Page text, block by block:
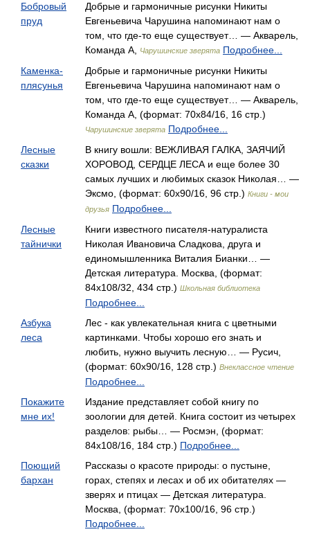
Бобровый
пруд
Добрые и гармоничные рисунки Никиты
Евгеньевича Чарушина напоминают нам о
том, что где-то еще существует… — Акварель,
Команда А,
Чарушинские зверята Подробнее...
Каменка-
плясунья
Добрые и гармоничные рисунки Никиты
Евгеньевича Чарушина напоминают нам о
том, что где-то еще существует… — Акварель,
Команда А, (формат: 70x84/16, 16 стр.)
Чарушинские зверята Подробнее...
Лесные
сказки
В книгу вошли: ВЕЖЛИВАЯ ГАЛКА, ЗАЯЧИЙ
ХОРОВОД, СЕРДЦЕ ЛЕСА и еще более 30
самых лучших и любимых сказок Николая… —
Эксмо, (формат: 60x90/16, 96 стр.) Книги - мои
друзья Подробнее...
Лесные
тайнички
Книги известного писателя-натуралиста
Николая Ивановича Сладкова, друга и
единомышленника Виталия Бианки… —
Детская литература. Москва, (формат:
84x108/32, 434 стр.) Школьная библиотека
Подробнее...
Азбука
леса
Лес - как увлекательная книга с цветными
картинками. Чтобы хорошо его знать и
любить, нужно выучить лесную… — Русич,
(формат: 60x90/16, 128 стр.) Внеклассное чтение
Подробнее...
Покажите
мне их!
Издание представляет собой книгу по
зоологии для детей. Книга состоит из четырех
разделов: рыбы… — Росмэн, (формат:
84x108/16, 184 стр.) Подробнее...
Поющий
бархан
Рассказы о красоте природы: о пустыне,
горах, степях и лесах и об их обитателях —
зверях и птицах — Детская литература.
Москва, (формат: 70x100/16, 96 стр.)
Подробнее...